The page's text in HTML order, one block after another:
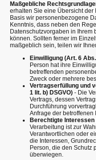
Maßgebliche
erhalten Sie eine Übersicht der
Basis wir personenbezogene
Kenntnis, dass neben den
Datenschutzvorgaben in Ihrem
können. Sollten ferner im
maßgeblich sein, teilen wir
Einwilligung (Art. 6
Person hat ihre
betreffenden
Zweck oder mehrere
Vertragserfüllung und
1 lit. b) DSGVO) - Die
Vertrags, dessen
Durchführung
Anfrage der betroffenen
Berechtigte Interessen
Verarbeitung ist zur
Verantwortlichen oder
die Interessen,
Person, die den Schutz
überwiegen.